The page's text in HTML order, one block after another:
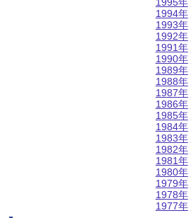
1994年
1993年
1992年
1991年
1990年
1989年
1988年
1987年
1986年
1985年
1984年
1983年
1982年
1981年
1980年
1979年
1978年
1977年